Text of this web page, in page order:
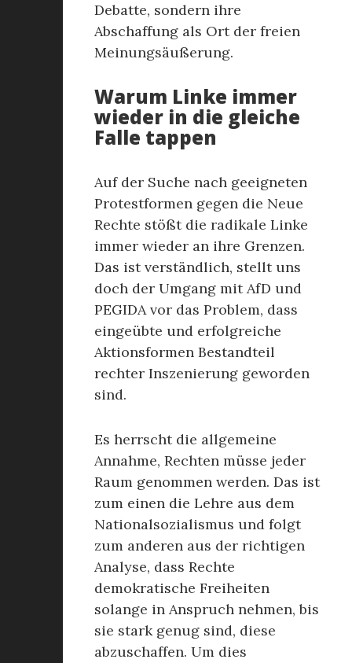
Debatte, sondern ihre
Abschaffung als Ort der freien
Meinungsäußerung.
Warum Linke immer
wieder in die gleiche
Falle tappen
Auf der Suche nach geeigneten
Protestformen gegen die Neue
Rechte stößt die radikale Linke
immer wieder an ihre Grenzen.
Das ist verständlich, stellt uns
doch der Umgang mit AfD und
PEGIDA vor das Problem, dass
eingeübte und erfolgreiche
Aktionsformen Bestandteil
rechter Inszenierung geworden
sind.
Es herrscht die allgemeine
Annahme, Rechten müsse jeder
Raum genommen werden. Das ist
zum einen die Lehre aus dem
Nationalsozialismus und folgt
zum anderen aus der richtigen
Analyse, dass Rechte
demokratische Freiheiten
solange in Anspruch nehmen, bis
sie stark genug sind, diese
abzuschaffen. Um dies